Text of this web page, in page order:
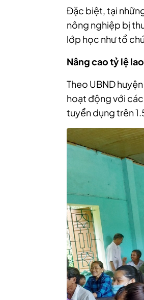
Đặc biệt, tại
nông nghiệp bị
lớp học như tổ
Nâng cao tỷ lệ
Theo UBND
hoạt động với các
tuyển dụng trên